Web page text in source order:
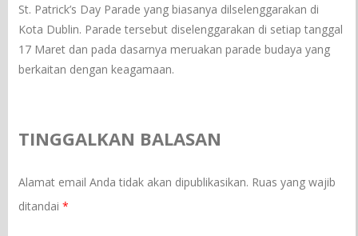
St. Patrick’s Day Parade yang biasanya dilselenggarakan di
Kota Dublin. Parade tersebut diselenggarakan di setiap tanggal
17 Maret dan pada dasarnya meruakan parade budaya yang
berkaitan dengan keagamaan.
TINGGALKAN BALASAN
Alamat email Anda tidak akan dipublikasikan. Ruas yang wajib
ditandai*